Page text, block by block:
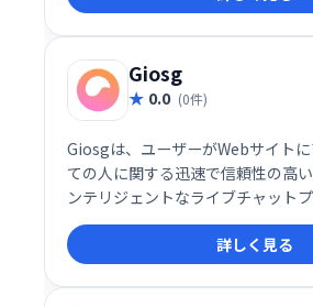
ます。全チャネルの顧客対応を分
効果的なサポート体制を構築でき
Giosg
0.0 (0件)
Giosgは、ユーザーがWebサイト
ての人に関する迅速で信頼性の高
ンテリジェントなライブチャット
す。このシステムは、各訪問者を
レポートに基づいて、それらが「ホ
ールド」の見込み客かどうかを評
されています。
詳しく見る